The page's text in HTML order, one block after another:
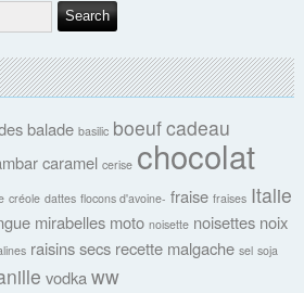
balade basilic boeufcadeau
caramel cerise chocolat
créole dattes flocons d'avoine- fraise fraises Italie
mirabelles moto noisette noisettes noix
raisins secs recette malgache sel soja
vodka ww